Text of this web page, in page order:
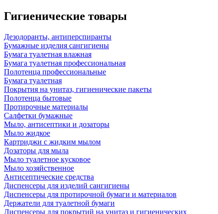
Гигиенические товары
Дезодоранты, антиперспиранты
Бумажные изделия сангигиены
Бумага туалетная влажная
Бумага туалетная профессиональная
Полотенца профессиональные
Бумага туалетная
Покрытия на унитаз, гигиенические пакеты
Полотенца бытовые
Протирочные материалы
Салфетки бумажные
Мыло, антисептики и дозаторы
Мыло жидкое
Картриджи с жидким мылом
Дозаторы для мыла
Мыло туалетное кусковое
Мыло хозяйственное
Антисептические средства
Диспенсеры для изделий сангигиены
Диспенсеры для протирочной бумаги и материалов
Держатели для туалетной бумаги
Диспенсеры для покрытий на унитаз и гигиенических